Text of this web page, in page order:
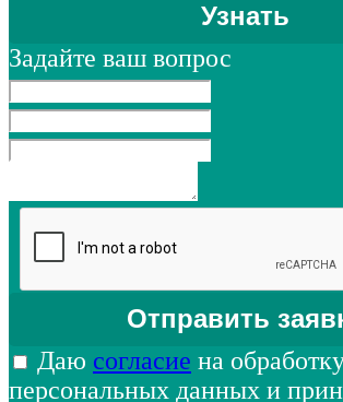
Задайте ваш вопрос
Даю согласие на
персональных данных и